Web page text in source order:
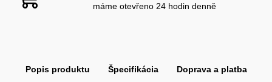
máme otevřeno 24 hodin denně
Popis produktu Špecifikácia Doprava a platba